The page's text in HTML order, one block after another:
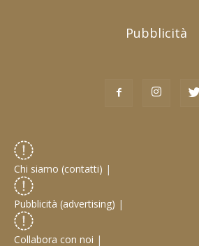
Pubblicità
Chi siamo (contatti) |
Pubblicità (advertising) |
Collabora con noi |